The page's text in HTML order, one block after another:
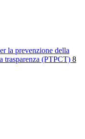
la prevenzione della
trasparenza (PTPCT) 8